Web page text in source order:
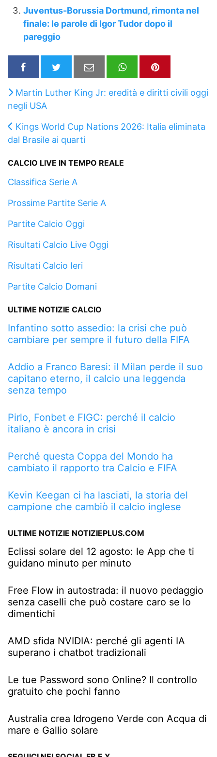
Juventus-Borussia Dortmund, rimonta nel
finale: le parole di Igor Tudor dopo il
pareggio
Martin Luther King Jr: eredità e diritti civili oggi
negli USA
Kings World Cup Nations 2026: Italia eliminata
dal Brasile ai quarti
CALCIO LIVE IN TEMPO REALE
Classifica Serie A
Prossime Partite Serie A
Partite Calcio Oggi
Risultati Calcio Live Oggi
Risultati Calcio Ieri
Partite Calcio Domani
ULTIME NOTIZIE CALCIO
Infantino sotto assedio: la crisi che può
cambiare per sempre il futuro della FIFA
Addio a Franco Baresi: il Milan perde il suo
capitano eterno, il calcio una leggenda
senza tempo
Pirlo, Fonbet e FIGC: perché il calcio
italiano è ancora in crisi
Perché questa Coppa del Mondo ha
cambiato il rapporto tra Calcio e FIFA
Kevin Keegan ci ha lasciati, la storia del
campione che cambiò il calcio inglese
ULTIME NOTIZIE NOTIZIEPLUS.COM
Eclissi solare del 12 agosto: le App che ti
guidano minuto per minuto
Free Flow in autostrada: il nuovo pedaggio
senza caselli che può costare caro se lo
dimentichi
AMD sfida NVIDIA: perché gli agenti IA
superano i chatbot tradizionali
Le tue Password sono Online? Il controllo
gratuito che pochi fanno
Australia crea Idrogeno Verde con Acqua di
mare e Gallio solare